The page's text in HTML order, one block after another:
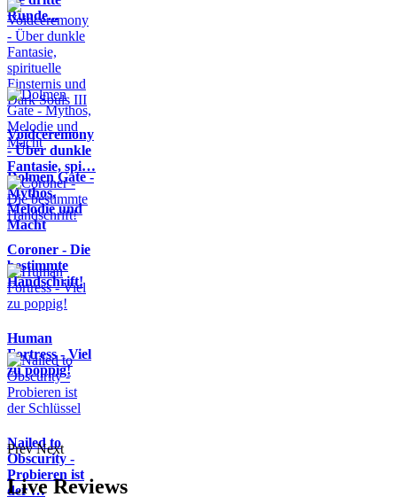
Runde...
Voidceremony
- Über dunkle
Fantasie, spi…
Dolmen Gate -
Mythos,
Melodie und
Macht
Coroner - Die
bestimmte
Handschrift!
Human
Fortress - Viel
zu poppig!
Nailed to
Obscurity -
Probieren ist
der …
Prev Next
Live Reviews